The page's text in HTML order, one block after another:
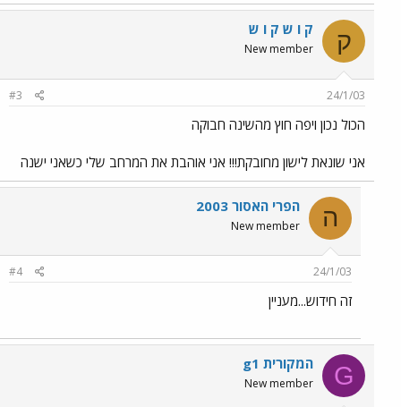
ק ק ו ש ק ו ש
New member
24/1/03
#3
הכול נכון ויפה חוץ מהשינה חבוקה
אני שונאת לישון מחובקת!!! אני אוהבת את המרחב שלי כשאני ישנה
ה הפרי האסור 2003
New member
24/1/03
#4
זה חידוש...מעניין
G g1 המקורית
New member